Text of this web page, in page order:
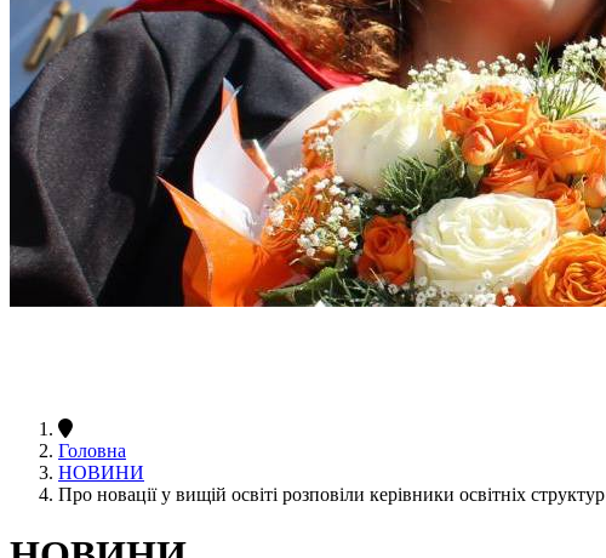
Головна
НОВИНИ
Про новації у вищій освіті розповіли керівники освітніх структур